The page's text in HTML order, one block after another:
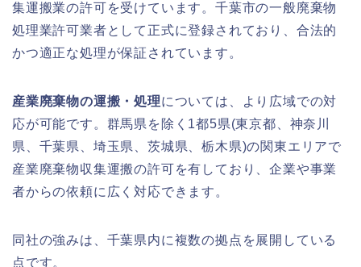
集運搬業の許可を受けています。千葉市の一般廃棄物
処理業許可業者として正式に登録されており、合法的
かつ適正な処理が保証されています。
産業廃棄物の運搬・処理については、より広域での対
応が可能です。群馬県を除く1都5県(東京都、神奈川
県、千葉県、埼玉県、茨城県、栃木県)の関東エリアで
産業廃棄物収集運搬の許可を有しており、企業や事業
者からの依頼に広く対応できます。
同社の強みは、千葉県内に複数の拠点を展開している
点です。